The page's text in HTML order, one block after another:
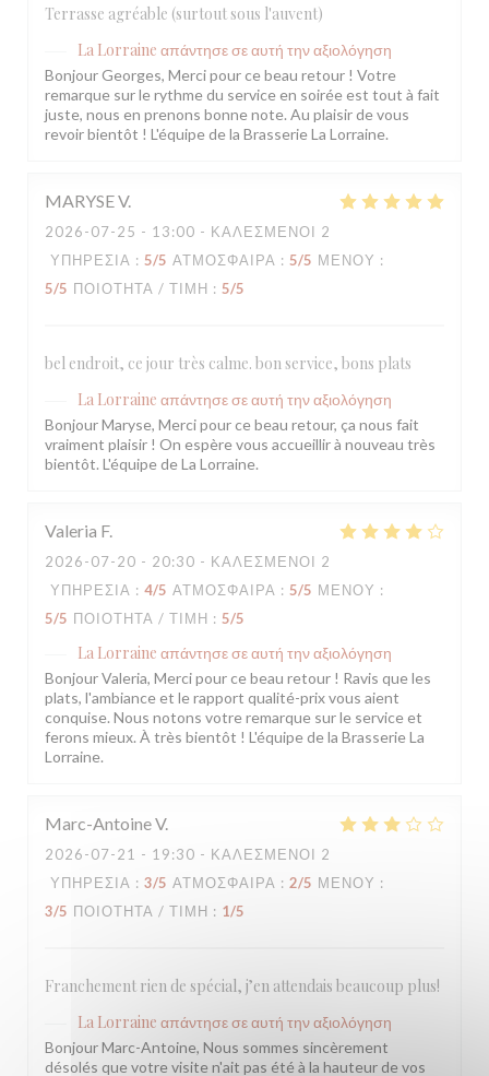
Terrasse agréable (surtout sous l'auvent)
La Lorraine απάντησε σε αυτή την αξιολόγηση
Bonjour Georges, Merci pour ce beau retour ! Votre
remarque sur le rythme du service en soirée est tout à fait
juste, nous en prenons bonne note. Au plaisir de vous
revoir bientôt ! L'équipe de la Brasserie La Lorraine.
MARYSEV
2026-07-25 - 13:00 - ΚΑΛΕΣΜΈΝΟΙ 2
ΥΠΗΡΕΣΊΑ : 5/5 ΑΤΜΌΣΦΑΙΡΑ : 5/5 ΜΕΝΟΎ :
5/5 ΠΟΙΌΤΗΤΑ / ΤΙΜΉ : 5/5
bel endroit, ce jour très calme. bon service, bons plats
La Lorraine απάντησε σε αυτή την αξιολόγηση
Bonjour Maryse, Merci pour ce beau retour, ça nous fait
vraiment plaisir ! On espère vous accueillir à nouveau très
bientôt. L'équipe de La Lorraine.
Valeria F
2026-07-20 - 20:30 - ΚΑΛΕΣΜΈΝΟΙ 2
ΥΠΗΡΕΣΊΑ : 4/5 ΑΤΜΌΣΦΑΙΡΑ : 5/5 ΜΕΝΟΎ :
5/5 ΠΟΙΌΤΗΤΑ / ΤΙΜΉ : 5/5
La Lorraine απάντησε σε αυτή την αξιολόγηση
Bonjour Valeria, Merci pour ce beau retour ! Ravis que les
plats, l'ambiance et le rapport qualité-prix vous aient
conquise. Nous notons votre remarque sur le service et
ferons mieux. À très bientôt ! L'équipe de la Brasserie La
Lorraine.
Marc-AntoineV
2026-07-21 - 19:30 - ΚΑΛΕΣΜΈΝΟΙ 2
ΥΠΗΡΕΣΊΑ : 3/5 ΑΤΜΌΣΦΑΙΡΑ : 2/5 ΜΕΝΟΎ :
3/5 ΠΟΙΌΤΗΤΑ / ΤΙΜΉ : 1/5
Franchement rien de spécial, j’en attendais beaucoup plus!
La Lorraine απάντησε σε αυτή την αξιολόγηση
Bonjour Marc-Antoine, Nous sommes sincèrement
désolés que votre visite n'ait pas été à la hauteur de vos